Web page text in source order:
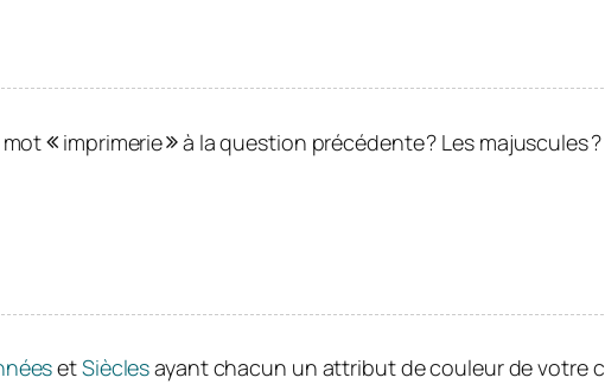
mot imprimerie à la question précédente ? Les majuscules
etSièclesayant chacun un attribut de couleur de votre